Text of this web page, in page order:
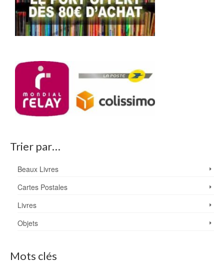
Trier par…
Beaux Livres
Cartes Postales
Livres
Objets
Mots clés